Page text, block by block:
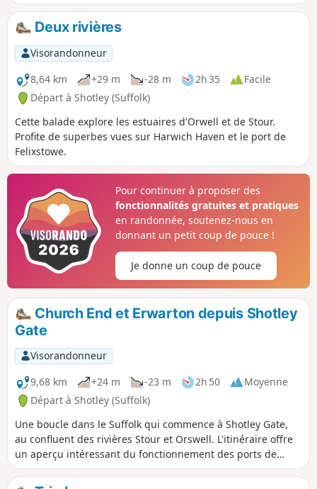
Deux rivières
Visorandonneur
8,64 km
+29 m -28 m 2h 35
Facile
Départ à Shotley (Suffolk)
Cette balade explore les estuaires d'Orwell et de Stour.
Profite de superbes vues sur Harwich Haven et le port de
Felixstowe.
Pour continuer à proposer des
fonctionnalités gratuites et pratiques
en randonnée, soutenez-nous en
donnant un petit coup de pouce !
Je donne un coup de pouce
Church End et Erwarton depuis Shotley
Gate
Visorandonneur
9,68 km
+24 m -23 m 2h 50
Moyenne
Départ à Shotley (Suffolk)
Une boucle dans le Suffolk qui commence à Shotley Gate,
au confluent des rivières Stour et Orswell. L'itinéraire offre
un aperçu intéressant du fonctionnement des ports de
Felixstowe et Harwich, ainsi qu'une longue partie de la
Stour and Orwell Walk. La promenade longe le rivage sur